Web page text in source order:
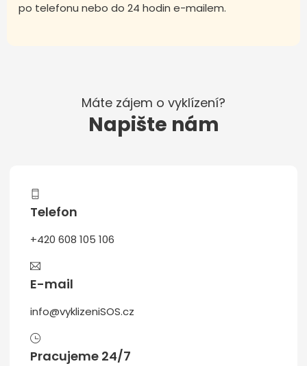
po telefonu nebo do 24 hodin e-mailem.
Máte zájem o vyklízení?
Napište nám
Telefon
+420 608 105 106
E-mail
info@vyklizeniSOS.cz
Pracujeme 24/7